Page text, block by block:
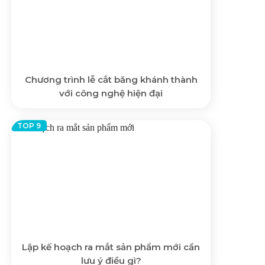
Chương trình lễ cắt băng khánh thành
với công nghệ hiện đại
Lập kế hoạch ra mắt sản phẩm mới cần
lưu ý điều gì?